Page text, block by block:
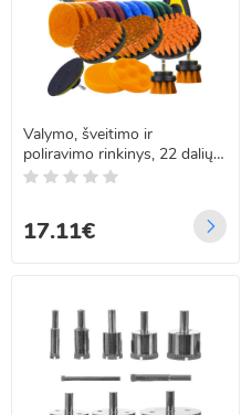
Valymo, šveitimo ir
poliravimo rinkinys, 22 dalių,
su 8 mm koteliu, Bigstren
17.11€